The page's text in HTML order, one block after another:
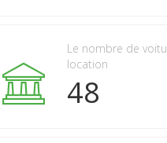
Le nombre de
location
48